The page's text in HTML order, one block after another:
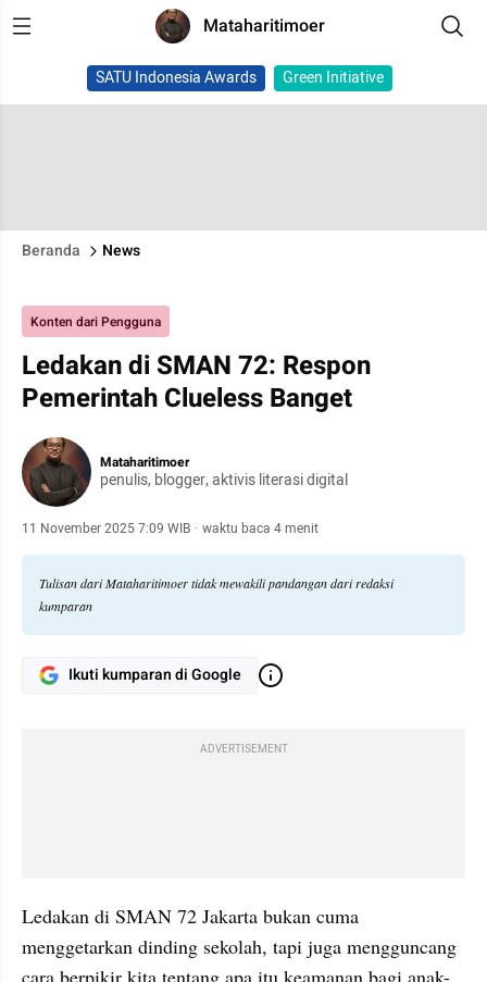
Mataharitimoer
SATU Indonesia Awards Green Initiative
Beranda News
Konten dari Pengguna
Ledakan di SMAN 72: Respon
Pemerintah Clueless Banget
Mataharitimoer
penulis, blogger, aktivis literasi digital
11 November 2025 7:09 WIB · waktu baca 4 menit
Tulisan dari Mataharitimoer tidak mewakili pandangan dari redaksi
kumparan
Ikuti kumparan di Google
ADVERTISEMENT
Ledakan di SMAN 72 Jakarta bukan cuma
menggetarkan dinding sekolah, tapi juga mengguncang
cara berpikir kita tentang apa itu keamanan bagi anak-